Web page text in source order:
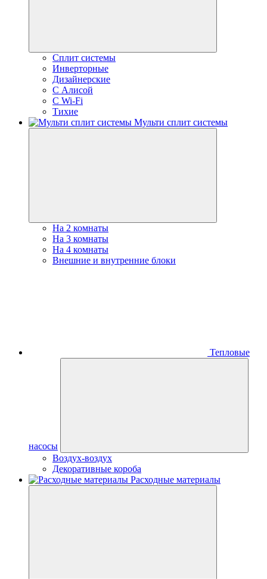
Сплит системы
Инверторные
Дизайнерские
С Алисой
C Wi-Fi
Тихие
Мульти сплит системы
На 2 комнаты
На 3 комнаты
На 4 комнаты
Внешние и внутренние блоки
Тепловые
насосы
Воздух-воздух
Декоративные короба
Расходные материалы